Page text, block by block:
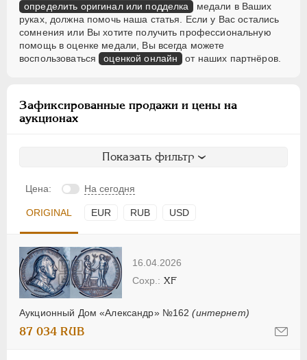
определить оригинал или подделка
медали в Ваших
руках, должна помочь наша статья. Если у Вас остались
сомнения или Вы хотите получить профессиональную
помощь в оценке медали, Вы всегда можете
воспользоваться оценкой онлайн от наших партнёров.
Зафиксированные продажи и цены на
аукционах
Показать фильтр
Цена: На сегодня
ORIGINAL EUR RUB USD
16.04.2026
Аукционный Дом «Александр» №162(интернет)
XF
87 034 RUB